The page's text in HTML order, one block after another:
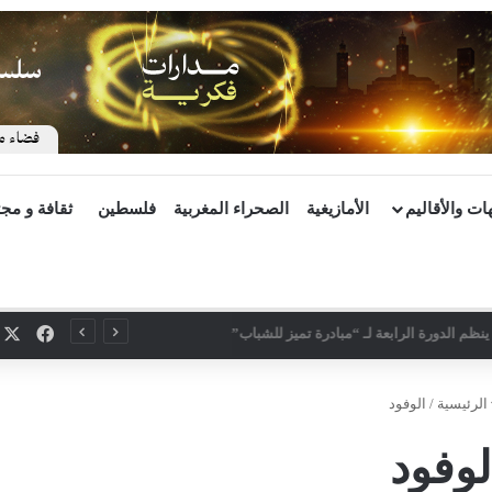
والأقاليم الأمازيغية الصحراء المغربية فلسطين ثقافة و
الدورة الرابعة لـ “مبادرة تميز للشباب”
الرئيسية / الوفود
الوفود